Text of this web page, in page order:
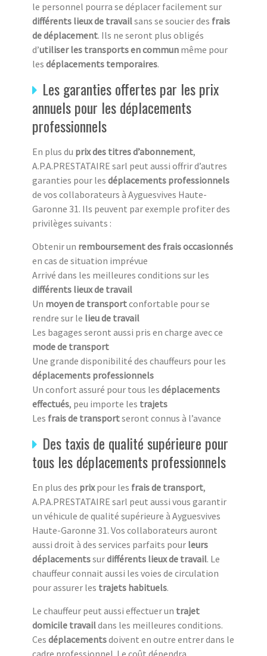
le personnel pourra se déplacer facilement sur
différents lieux de travailsans se soucier des frais
de déplacement. Ils ne seront plus obligés
d’utiliser les transports en commun même pour
les déplacements temporaires.
Les garanties offertes par les prix
annuels pour les déplacements
professionnels
En plus du prix des titres d’abonnement,
A.P.A.PRESTATAIRE sarl peut aussi offrir d’autres
garanties pour les déplacements professionnels
de vos collaborateurs à Ayguesvives Haute-
Garonne 31. Ils peuvent par exemple profiter des
privilèges suivants :
Obtenir un remboursement des frais occasionnés
en cas de situation imprévue
Arrivé dans les meilleures conditions sur les
différents lieux de travail
Un moyen de transportconfortable pour se
rendre sur le lieu de travail
Les bagages seront aussi pris en charge avec ce
mode de transport
Une grande disponibilité des chauffeurs pour les
déplacements professionnels
Un confort assuré pour tous les déplacements
effectués, peu importe les trajets
Les frais de transportseront connus à l’avance
Des taxis de qualité supérieure pour
tous les déplacements professionnels
En plus des prixpour les frais de transport,
A.P.A.PRESTATAIRE sarl peut aussi vous garantir
un véhicule de qualité supérieure à Ayguesvives
Haute-Garonne 31. Vos collaborateurs auront
aussi droit à des services parfaits pour leurs
déplacementssurdifférents lieux de travail. Le
chauffeur connait aussi les voies de circulation
pour assurer les trajets habituels.
Le chauffeur peut aussi effectuer un trajet
domicile travaildans les meilleures conditions.
Ces déplacementsdoivent en outre entrer dans le